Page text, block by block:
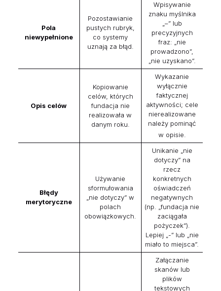
Pola
niewypełnione
Pozostawianie
pustych rubryk,
co systemy
uznają za błąd.
Wpisywanie
znaku myślnika
„–” lub
precyzyjnych
fraz: „nie
prowadzono”,
„nie uzyskano”.
Opis celów
Kopiowanie
celów, których
fundacja nie
realizowała w
danym roku.
Wykazanie
wyłącznie
faktycznej
aktywności; cele
nierealizowane
należy pominąć
w opisie.
Błędy
merytoryczne
Używanie
sformułowania
„nie dotyczy” w
polach
obowiązkowych.
Unikanie „nie
dotyczy” na
rzecz
konkretnych
oświadczeń
negatywnych
(np. „fundacja nie
zaciągała
pożyczek”).
Lepiej „-” lub „nie
miało to miejsca”.
Załączanie
skanów lub
plików
tekstowych